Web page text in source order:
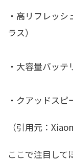
・高リフレッ
ラス）
・大容量バッテ
・クアッドスピ
（引用元：
ここで注目して